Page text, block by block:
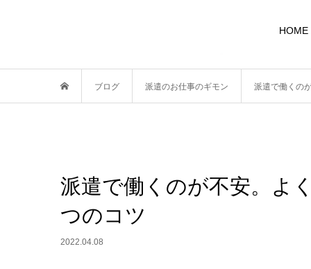
HOME
ブログ 派遣のお仕事のギモン 派遣で働くの
派遣で働くのが不安。よ
つのコツ
2022.04.08